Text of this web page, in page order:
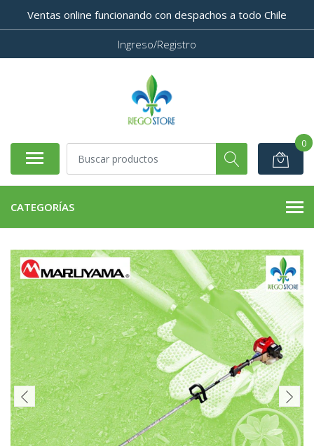
Ventas online funcionando con despachos a todo Chile
Ingreso/Registro
0
CATEGORÍAS